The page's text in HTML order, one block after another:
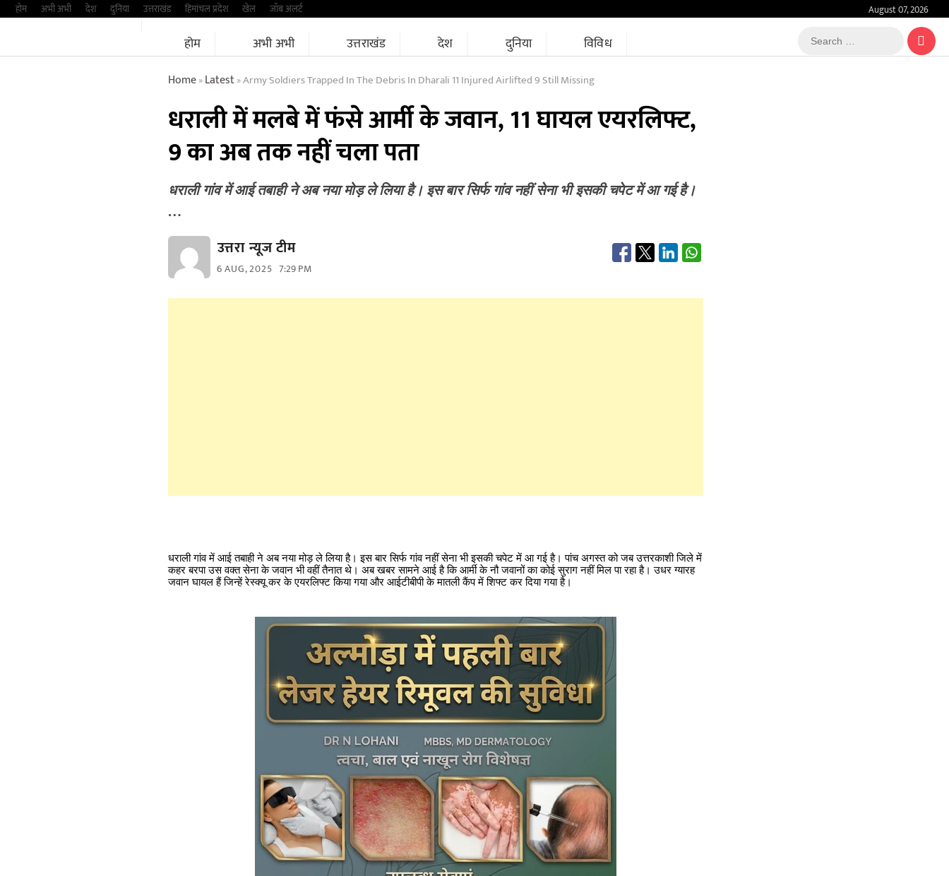
Skipहोम अभी अभी देश दुनिया उत्तराखंड हिमांचल प्रदेश खेल जॉब अलर्ट August 07, 2026
होम अभी अभी उत्तराखंड देश दुनिया विविध
Search
…
Home»Latest»Army Soldiers Trapped In The Debris In Dharali 11 Injured Airlifted 9 Still Missing
धराली में मलबे में फंसे आर्मी के जवान, 11 घायल एयरलिफ्ट,
9 का अब तक नहीं चला पता
धराली गांव में आई तबाही ने अब नया मोड़ ले लिया है। इस बार सिर्फ गांव नहीं सेना भी इसकी चपेट में आ गई है।
…
उत्तरा न्यूज टीम
6 AUG, 2025 7:29 PM
धराली गांव में आई तबाही ने अब नया मोड़ ले लिया है। इस बार सिर्फ गांव नहीं सेना भी इसकी चपेट में आ गई है। पांच अगस्त को जब उत्तरकाशी जिले में
कहर बरपा उस वक्त सेना के जवान भी वहीं तैनात थे। अब खबर सामने आई है कि आर्मी के नौ जवानों का कोई सुराग नहीं मिल पा रहा है। उधर ग्यारह
जवान घायल हैं जिन्हें रेस्क्यू कर के एयरलिफ्ट किया गया और आईटीबीपी के मातली कैंप में शिफ्ट कर दिया गया है।